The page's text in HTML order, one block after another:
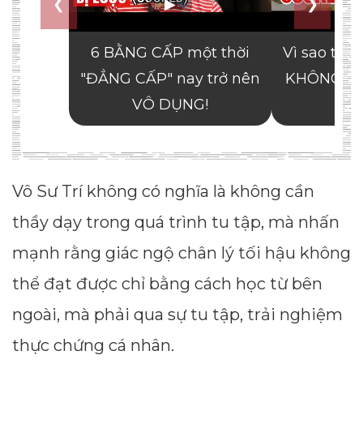
Vô Sư Trí không có nghĩa là không cần
thầy dạy trong quá trình tu tập, mà nhấn
mạnh rằng giác ngộ chân lý tối hậu không
thể đạt được chỉ bằng cách học từ bên
ngoài, mà phải qua sự tu tập, trải nghiệm
thực chứng cá nhân.